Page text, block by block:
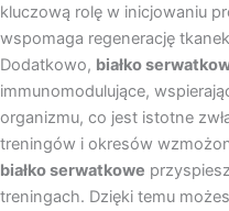
kluczową rolę w inicjowaniu
wspomaga regenerację
Dodatkowo, białko
immunomodulujące,
organizmu, co jest istotne
treningów i okresów
białko serwatkowe
treningach. Dzięki temu